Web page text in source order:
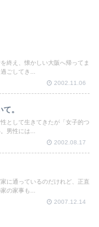
終え、懐かしい大阪へ帰ってま
ごしてき...
2002.11.06
。
として生きてきたが「女子的つ
男性には...
2002.08.17
に通っているのだけれど、正直
の家事も...
2007.12.14